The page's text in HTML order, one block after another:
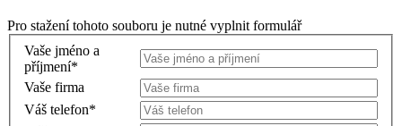
Pro stažení tohoto souboru je nutné vyplnit formulář
Vaše jméno a
příjmení*
Vaše firma
Váš telefon*